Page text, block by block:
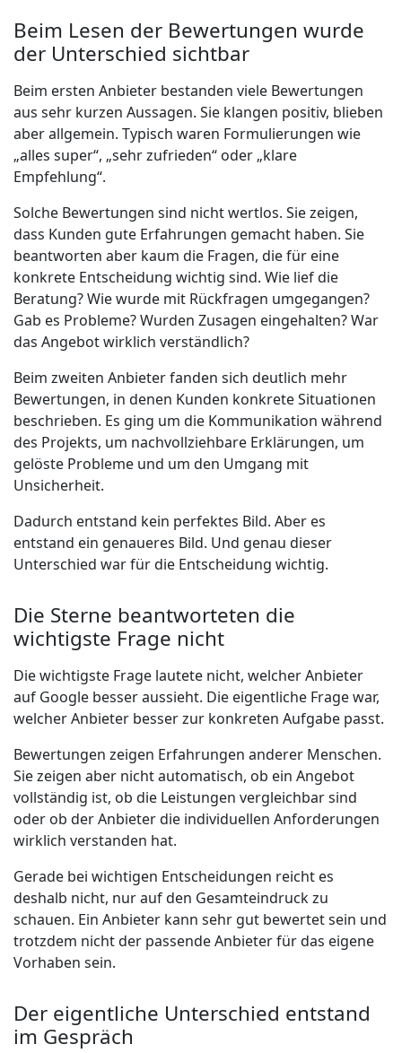
Beim Lesen der Bewertungen wurde
der Unterschied sichtbar
Beim ersten Anbieter bestanden viele Bewertungen
aus sehr kurzen Aussagen. Sie klangen positiv, blieben
aber allgemein. Typisch waren Formulierungen wie
„alles super“, „sehr zufrieden“ oder „klare
Empfehlung“.
Solche Bewertungen sind nicht wertlos. Sie zeigen,
dass Kunden gute Erfahrungen gemacht haben. Sie
beantworten aber kaum die Fragen, die für eine
konkrete Entscheidung wichtig sind. Wie lief die
Beratung? Wie wurde mit Rückfragen umgegangen?
Gab es Probleme? Wurden Zusagen eingehalten? War
das Angebot wirklich verständlich?
Beim zweiten Anbieter fanden sich deutlich mehr
Bewertungen, in denen Kunden konkrete Situationen
beschrieben. Es ging um die Kommunikation während
des Projekts, um nachvollziehbare Erklärungen, um
gelöste Probleme und um den Umgang mit
Unsicherheit.
Dadurch entstand kein perfektes Bild. Aber es
entstand ein genaueres Bild. Und genau dieser
Unterschied war für die Entscheidung wichtig.
Die Sterne beantworteten die
wichtigste Frage nicht
Die wichtigste Frage lautete nicht, welcher Anbieter
auf Google besser aussieht. Die eigentliche Frage war,
welcher Anbieter besser zur konkreten Aufgabe passt.
Bewertungen zeigen Erfahrungen anderer Menschen.
Sie zeigen aber nicht automatisch, ob ein Angebot
vollständig ist, ob die Leistungen vergleichbar sind
oder ob der Anbieter die individuellen Anforderungen
wirklich verstanden hat.
Gerade bei wichtigen Entscheidungen reicht es
deshalb nicht, nur auf den Gesamteindruck zu
schauen. Ein Anbieter kann sehr gut bewertet sein und
trotzdem nicht der passende Anbieter für das eigene
Vorhaben sein.
Der eigentliche Unterschied entstand
im Gespräch